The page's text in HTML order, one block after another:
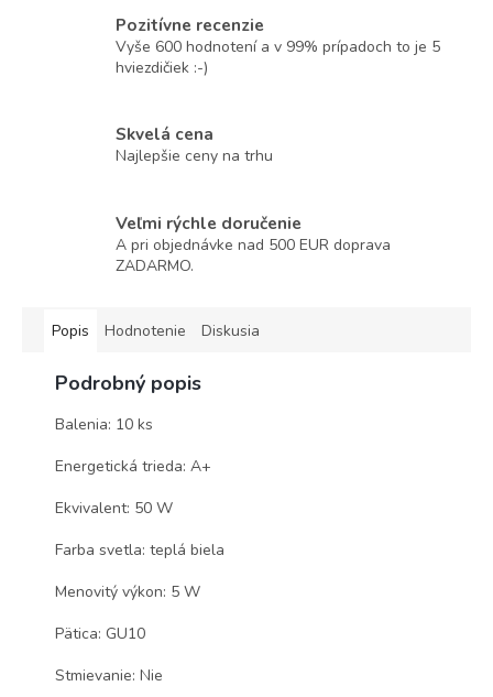
Pozitívne recenzie
Vyše 600 hodnotení a v 99% prípadoch to je 5
hviezdičiek :-)
Skvelá cena
Najlepšie ceny na trhu
Veľmi rýchle doručenie
A pri objednávke nad 500 EUR doprava
ZADARMO.
Popis Hodnotenie Diskusia
Podrobný popis
Balenia: 10 ks
Energetická trieda: A+
Ekvivalent: 50 W
Farba svetla: teplá biela
Menovitý výkon: 5 W
Pätica: GU10
Stmievanie: Nie